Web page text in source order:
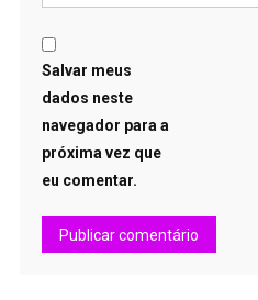
Salvar meus
dados neste
navegador para a
próxima vez que
eu comentar.